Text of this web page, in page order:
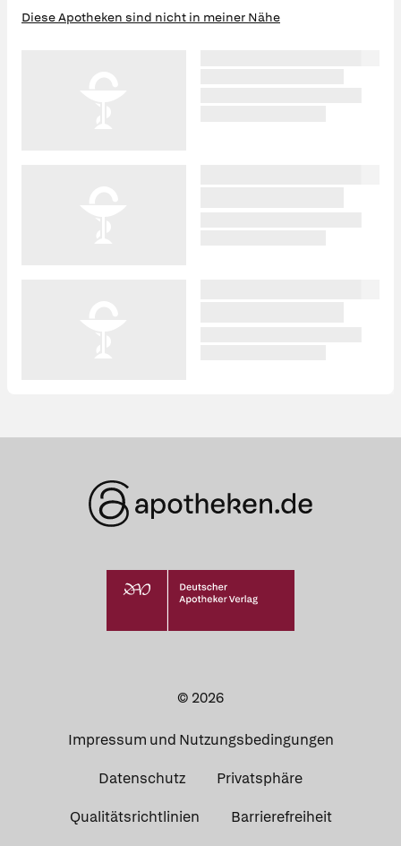
Diese Apotheken sind nicht in meiner Nähe
© 2026
Impressum und Nutzungsbedingungen
Datenschutz Privatsphäre
Qualitätsrichtlinien Barrierefreiheit